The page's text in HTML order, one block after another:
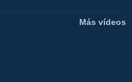
Más vídeos